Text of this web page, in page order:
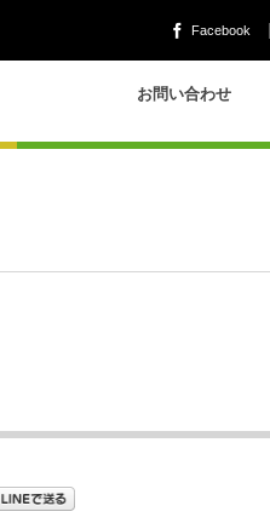
Facebook
お問い合わせ